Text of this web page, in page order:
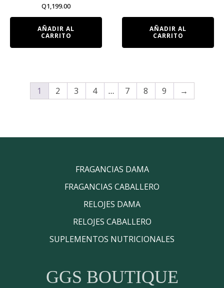
El
original
Q1,199.00El
actual
AÑADIR AL
CARRITO
AÑADIR AL
CARRITO
1 2 3 4 … 7 8 9 →
FRAGANCIAS DAMA
FRAGANCIAS CABALLERO
RELOJES DAMA
RELOJES CABALLERO
SUPLEMENTOS NUTRICIONALES
GGS BOUTIQUE